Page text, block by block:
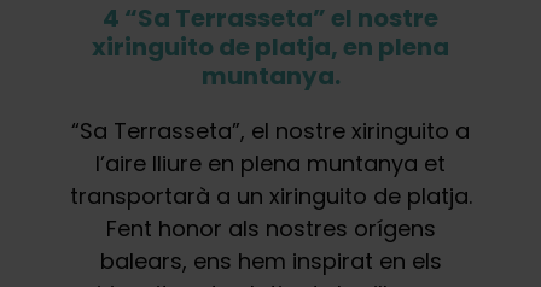
4 “Sa Terrasseta” el nostre
xiringuito de platja, en plena
muntanya.
“Sa Terrasseta”, el nostre xiringuito a
l’aire lliure en plena muntanya et
transportarà a un xiringuito de platja.
Fent honor als nostres orígens
balears, ens hem inspirat en els